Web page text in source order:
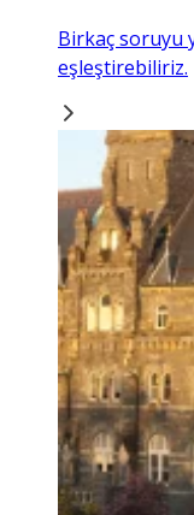
Birkaç soruyu
eşleştirebiliriz.